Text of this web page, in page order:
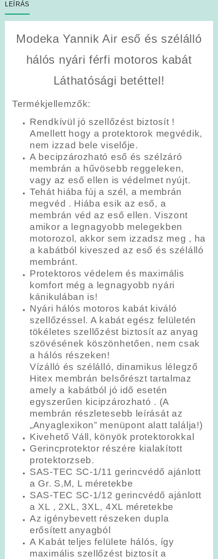
LEÍRÁS
Modeka Yannik Air eső és szélálló
hálós nyári férfi motoros kabát
Láthatósági betéttel!
Termékjellemzők:
Rendkívül jó szellőzést biztosít !
Amellett hogy a protektorok megvédik,
nem izzad bele viselője.
A becipzározható eső és szélzáró
membrán a hűvösebb reggeleken,
vagy az eső ellen is védelmet nyújt.
Tehát hiába fúj a szél, a membrán
megvéd . Hiába esik az eső, a
membrán véd az eső ellen. Viszont
amikor a legnagyobb melegekben
motorozol, akkor sem izzadsz meg , ha
a kabátból kiveszed az eső és szélálló
membránt.
Protektoros védelem és maximális
komfort még a legnagyobb nyári
kánikulában is!
Nyári hálós motoros kabát kiváló
szellőzéssel. A kabát egész felületén
tökéletes szellőzést biztosít az anyag
szövésének köszönhetően, nem csak
a hálós részeken!
Vízálló és szélálló, dinamikus lélegző
Hitex membrán belsőrészt tartalmaz
amely a kabátból jó idő esetén
egyszerűen kicipzározható . (A
membrán részletesebb leírását az
„Anyaglexikon” menüpont alatt találja!)
Kivehető Váll, könyök protektorokkal
Gerincprotektor részére kialakított
protektorzseb.
SAS-TEC SC-1/11 gerincvédő ajánlott
a Gr. S,M, L méretekbe
SAS-TEC SC-1/12 gerincvédő ajánlott
a XL , 2XL, 3XL, 4XL méretekbe
Az igénybevett részeken dupla
erősített anyagból
A Kabát teljes felülete hálós, így
maximális szellőzést biztosít a